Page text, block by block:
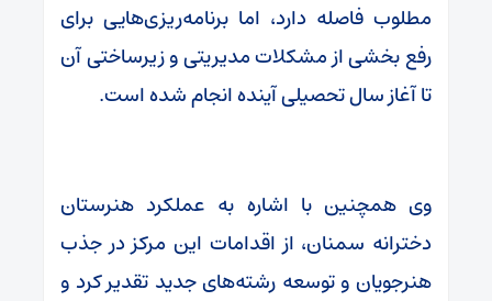
مطلوب فاصله دارد، اما برنامه‌ریزی‌هایی برای
رفع بخشی از مشکلات مدیریتی و زیرساختی آن
تا آغاز سال تحصیلی آینده انجام شده است.
وی همچنین با اشاره به عملکرد هنرستان
دخترانه سمنان، از اقدامات این مرکز در جذب
هنرجویان و توسعه رشته‌های جدید تقدیر کرد و